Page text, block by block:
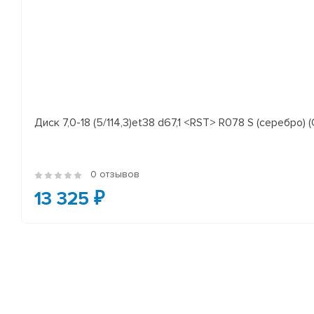
Диск 7,0-18 (5/114,3)et38 d67,1 <RST> R078 S (серебро)
0 отзывов
13 325 ₽